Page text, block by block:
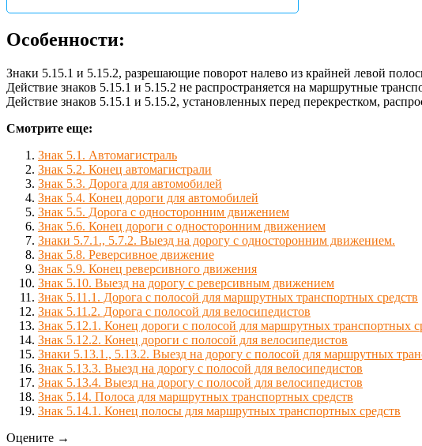
Особенности:
Знаки 5.15.1 и 5.15.2, разрешающие поворот налево из крайней левой
Действие знаков 5.15.1 и 5.15.2 не распространяется на маршрутные
Действие знаков 5.15.1 и 5.15.2, установленных перед перекрестком,
Смотрите еще:
Знак 5.1. Автомагистраль
Знак 5.2. Конец автомагистрали
Знак 5.3. Дорога для автомобилей
Знак 5.4. Конец дороги для автомобилей
Знак 5.5. Дорога с односторонним движением
Знак 5.6. Конец дороги с односторонним движением
Знаки 5.7.1., 5.7.2. Выезд на дорогу с односторонним движением.
Знак 5.8. Реверсивное движение
Знак 5.9. Конец реверсивного движения
Знак 5.10. Выезд на дорогу с реверсивным движением
Знак 5.11.1. Дорога с полосой для маршрутных транспортных средств
Знак 5.11.2. Дорога с полосой для велосипедистов
Знак 5.12.1. Конец дороги с полосой для маршрутных транспортных
Знак 5.12.2. Конец дороги с полосой для велосипедистов
Знаки 5.13.1., 5.13.2. Выезд на дорогу с полосой для маршрутных
Знак 5.13.3. Выезд на дорогу с полосой для велосипедистов
Знак 5.13.4. Выезд на дорогу с полосой для велосипедистов
Знак 5.14. Полоса для маршрутных транспортных средств
Знак 5.14.1. Конец полосы для маршрутных транспортных средств
Оцените →